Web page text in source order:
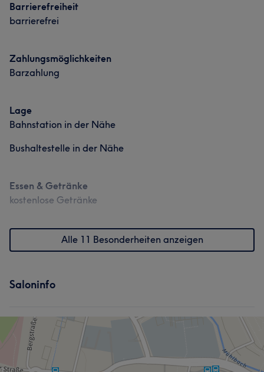
Barrierefreiheit
barrierefrei
Zahlungsmöglichkeiten
Barzahlung
Lage
Bahnstation in der Nähe
Bushaltestelle in der Nähe
Essen & Getränke
kostenlose Getränke
Alle 11 Besonderheiten anzeigen
Saloninfo